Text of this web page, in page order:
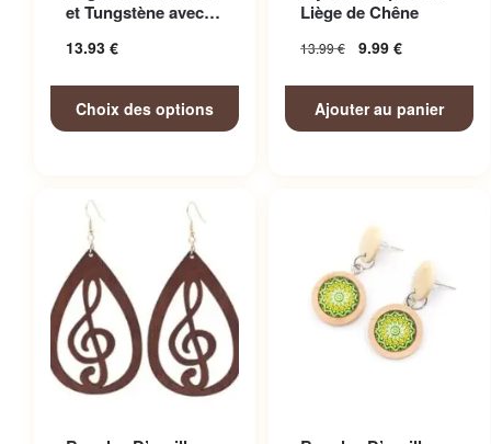
et Tungstène avec
13.93 €
Choix des options
peuvent être choisies sur la
page du produit
Liège de Chêne
13.99€ 9.99 €
Ajouter au panier